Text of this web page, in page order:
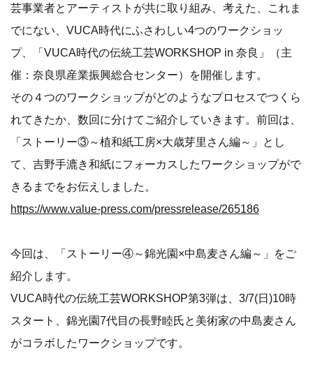
芸事業者とアーティストが共に取り組み、考えた、これま
でにない、VUCA時代にふさわしい4つのワークショッ
プ、「VUCA時代の伝統工芸WORKSHOP in 奈良」（主
催：奈良県産業振興総合センター）を開催します。
その４つのワークショップがどのようなプロセスでつくら
れてきたか、数回に分けてご紹介していきます。前回は、
「ストーリー③～植和紙工房×大歳芽里さん編～」とし
て、吉野手漉き和紙にフォーカスしたワークショップがで
きるまでをお伝えしました。
https://www.value-press.com/pressrelease/265186
今回は、「ストーリー④～錦光園×中島麦さん編～」をご
紹介します。
VUCA時代の伝統工芸WORKSHOP第3弾は、3/7(日)10時
スタート、錦光園7代目の長野睦氏と美術家の中島麦さん
がコラボしたワークショップです。